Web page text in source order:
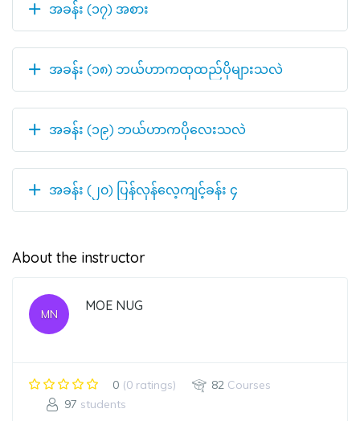
အခန်း (၁၇) အစား
အခန်း (၁၈) ဘယ်ဟာကထုထည်ပိုများသလဲ
အခန်း (၁၉) ဘယ်ဟာကပိုလေးသလဲ
အခန်း (၂၀) ပြန်လှန်လေ့ကျင့်ခန်း ၄
About the instructor
MN
MOE NUG
0 (0 ratings) 82 Courses
97 students